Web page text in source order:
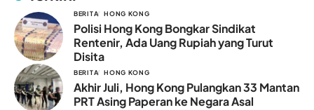
BERITA HONG KONG
Polisi Hong Kong Bongkar Sindikat
Rentenir, Ada Uang Rupiah yang Turut
Disita
BERITA HONG KONG
Akhir Juli, Hong Kong Pulangkan 33 Mantan
PRT Asing Paperan ke Negara Asal